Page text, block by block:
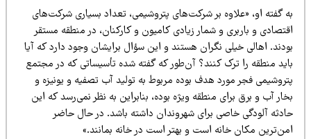
گفته او، «علاوه بر شرکت‌های پتروشیمی، تعداد بسیاری شرکت‌های
و باربری و شمار زیادی کامیون و کارکنان، در منطقه مستقر
اهالی خیلی نگران هستند و این سؤال برایشان وجود دارد که آیا
منطقه را ترک کنند؟ آن‌طور که گفته شده تأسیساتی که در مجتمع
فجر مورد هدف بوده مربوط به تولید آب تصفیه و یونیزه و
آب و برق برای منطقه ویژه بوده، بنابراین به نظر نمی‌رسد که این
آلودگی خاصی برای شهروندان داشته باشد. در حال حاضر
مکان خانه است و بهتر است در خانه بمانند.»